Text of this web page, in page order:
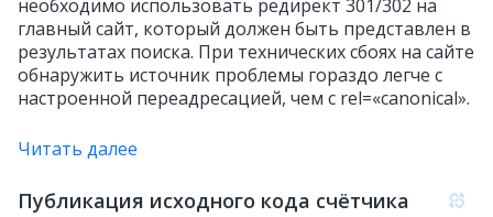
необходимо использовать редирект 301/302 на
главный сайт, который должен быть представлен в
результатах поиска. При технических сбоях на сайте
обнаружить источник проблемы гораздо легче с
настроенной переадресацией, чем с rel=«canonical».
Читать далее
Публикация исходного кода счётчика